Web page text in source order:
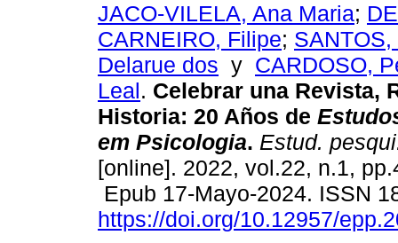
JACO-VILELA, Ana Maria;
CARNEIRO, Filipe;
Delarue dos y CARDOSO,
Leal. Celebrar una Revista,
Historia: 20 Años de
em Psicologia. Estud.
[online]. 2022, vol.22, n.1,
Epub 17-Mayo-2024. ISSN
https://doi.org/10.12957/